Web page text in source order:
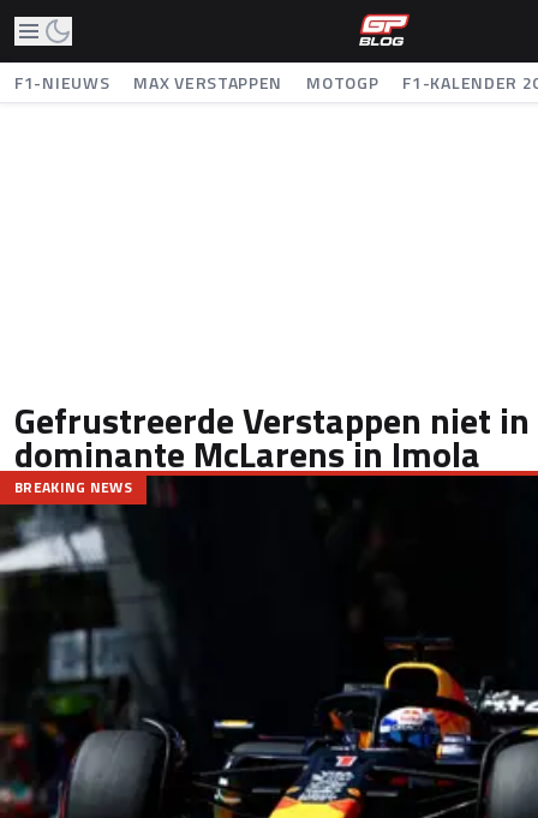
F1-NIEUWS MAX VERSTAPPEN MOTOGP F1-KALENDER
Gefrustreerde Verstappen niet
dominante McLarens in Imola
BREAKING NEWS